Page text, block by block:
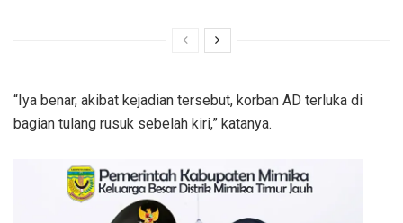
“Iya benar, akibat kejadian tersebut, korban AD terluka di
bagian tulang rusuk sebelah kiri,” katanya.